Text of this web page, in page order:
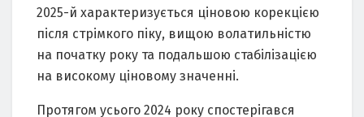
2025-й характеризується ціновою корекцією
після стрімкого піку, вищою волатильністю
на початку року та подальшою стабілізацією
на високому ціновому значенні.
Протягом усього 2024 року спостерігався